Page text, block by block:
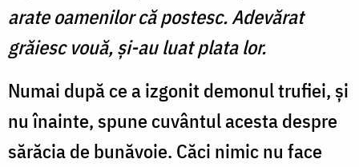
arate oamenilor că postesc. Adevărat
grăiesc vouă, şi-au luat plata lor.
Numai după ce a izgonit demonul trufiei, și
nu înainte, spune cuvântul acesta despre
sărăcia de bunăvoie. Căci nimic nu face